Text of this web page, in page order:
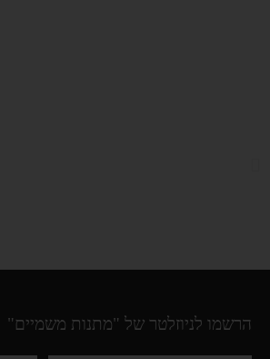
הרשמו לניוזלטר של "מתנות משמיים"